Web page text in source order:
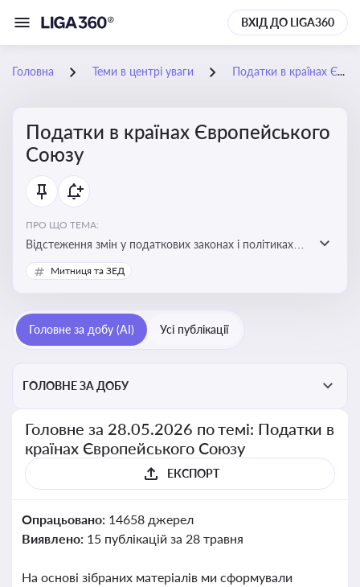
ВХІД ДО LIGA360
Головна Теми в центрі уваги Податки в країнах Європейського Союзу
Податки в країнах Європейського
Союзу
ПРО ЩО ТЕМА:
Відстеження змін у податкових законах і політиках
країн ЄС. Моніторинг кейсів, що впливають на бізнес-
процеси та фінансову звітність
Митниця та ЗЕД
Головне за добу (AI) Усі публікації
ГОЛОВНЕ ЗА ДОБУ
Головне за 28.05.2026 по темі: Податки в
країнах Європейського Союзу
ЕКСПОРТ
Опрацьовано: 14658 джерел
Виявлено: 15 публікацій за 28 травня
На основі зібраних матеріалів ми сформували